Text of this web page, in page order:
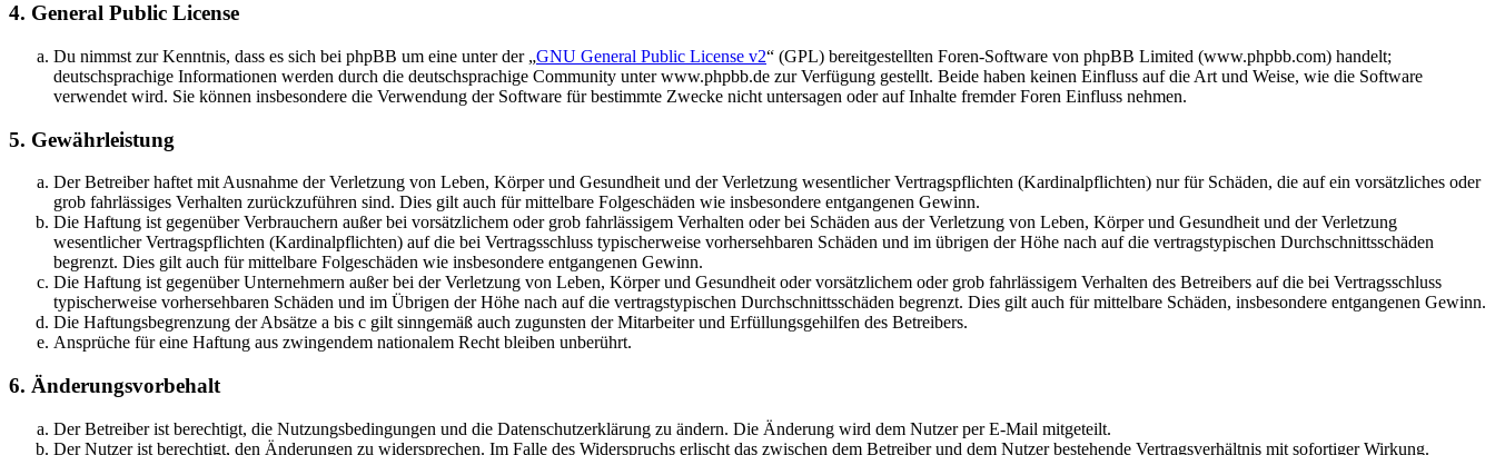
4. General Public License
Du nimmst zur Kenntnis, dass es sich bei phpBB um eine unter der „GNU General Public License v2“ (GPL) bereitgestellten Foren-Software von phpBB Limited (www.phpbb.com) handelt;
deutschsprachige Informationen werden durch die deutschsprachige Community unter www.phpbb.de zur Verfügung gestellt. Beide haben keinen Einfluss auf die Art und Weise, wie die Software
verwendet wird. Sie können insbesondere die Verwendung der Software für bestimmte Zwecke nicht untersagen oder auf Inhalte fremder Foren Einfluss nehmen.
5. Gewährleistung
Der Betreiber haftet mit Ausnahme der Verletzung von Leben, Körper und Gesundheit und der Verletzung wesentlicher Vertragspflichten (Kardinalpflichten) nur für Schäden, die auf ein vorsätzliches oder
grob fahrlässiges Verhalten zurückzuführen sind. Dies gilt auch für mittelbare Folgeschäden wie insbesondere entgangenen Gewinn.
Die Haftung ist gegenüber Verbrauchern außer bei vorsätzlichem oder grob fahrlässigem Verhalten oder bei Schäden aus der Verletzung von Leben, Körper und Gesundheit und der Verletzung
wesentlicher Vertragspflichten (Kardinalpflichten) auf die bei Vertragsschluss typischerweise vorhersehbaren Schäden und im übrigen der Höhe nach auf die vertragstypischen Durchschnittsschäden
begrenzt. Dies gilt auch für mittelbare Folgeschäden wie insbesondere entgangenen Gewinn.
Die Haftung ist gegenüber Unternehmern außer bei der Verletzung von Leben, Körper und Gesundheit oder vorsätzlichem oder grob fahrlässigem Verhalten des Betreibers auf die bei Vertragsschluss
typischerweise vorhersehbaren Schäden und im Übrigen der Höhe nach auf die vertragstypischen Durchschnittsschäden begrenzt. Dies gilt auch für mittelbare Schäden, insbesondere entgangenen Gewinn.
Die Haftungsbegrenzung der Absätze a bis c gilt sinngemäß auch zugunsten der Mitarbeiter und Erfüllungsgehilfen des Betreibers.
Ansprüche für eine Haftung aus zwingendem nationalem Recht bleiben unberührt.
6. Änderungsvorbehalt
Der Betreiber ist berechtigt, die Nutzungsbedingungen und die Datenschutzerklärung zu ändern. Die Änderung wird dem Nutzer per E-Mail mitgeteilt.
Der Nutzer ist berechtigt, den Änderungen zu widersprechen. Im Falle des Widerspruchs erlischt das zwischen dem Betreiber und dem Nutzer bestehende Vertragsverhältnis mit sofortiger Wirkung.